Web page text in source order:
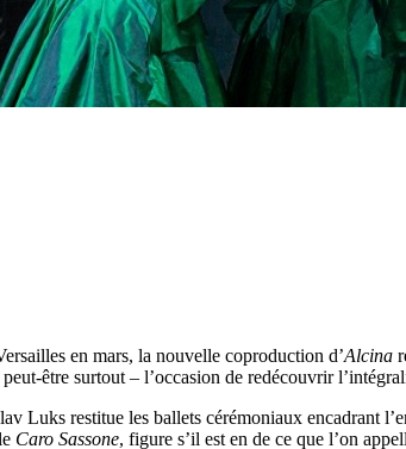
en mars, la nouvelle coproduction d’Alcina
être surtout – l’occasion de redécouvrir
Luks restitue les ballets cérémoniaux encadrant
Caro Sassone, figure s’il est en de ce que l’on